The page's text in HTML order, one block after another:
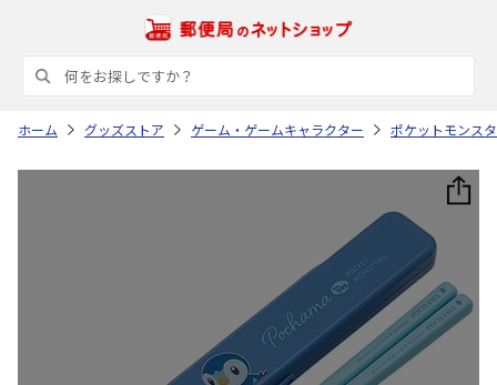
ホーム グッズストア ゲーム・ゲームキャラクター ポケットモンス